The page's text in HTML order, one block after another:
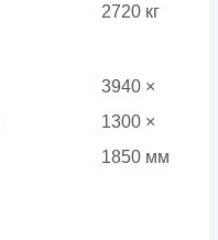
2720 кг
3940 ×
1300 ×
1850 мм